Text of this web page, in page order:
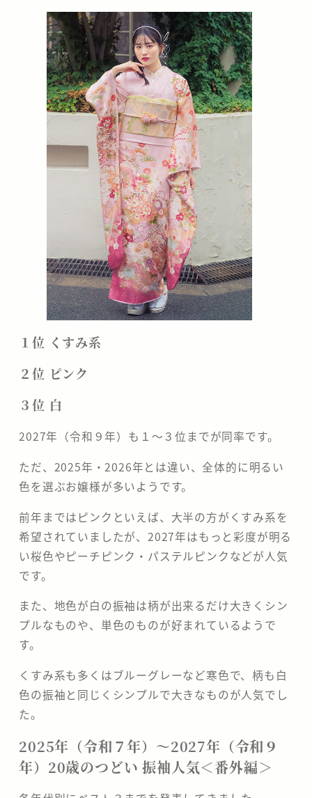
１位 くすみ系
２位 ピンク
３位 白
2027年（令和９年）も１～３位までが同率です。
ただ、2025年・2026年とは違い、全体的に明るい
色を選ぶお嬢様が多いようです。
前年まではピンクといえば、大半の方がくすみ系を
希望されていましたが、2027年はもっと彩度が明る
い桜色やピーチピンク・パステルピンクなどが人気
です。
また、地色が白の振袖は柄が出来るだけ大きくシン
プルなものや、単色のものが好まれているようで
す。
くすみ系も多くはブルーグレーなど寒色で、柄も白
色の振袖と同じくシンプルで大きなものが人気でし
た。
2025年（令和７年）～2027年（令和９
年）20歳のつどい 振袖人気＜番外編＞